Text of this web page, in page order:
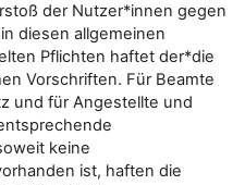
der Nutzer*innen gegen
diesen allgemeinen
Pflichten haftet der*die
Vorschriften. Für Beamte
und für Angestellte und
keine
ist, haften die